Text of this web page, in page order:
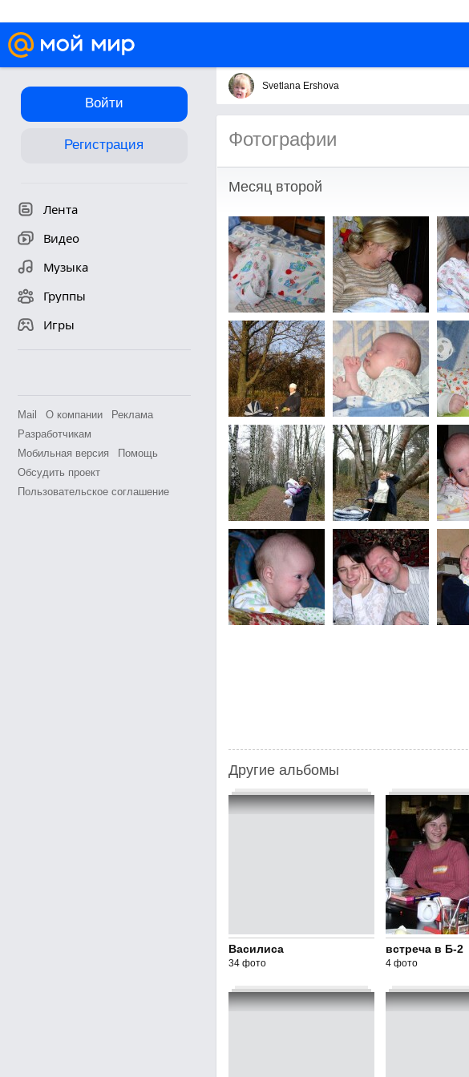
Войти
Регистрация
Лента
Видео
Музыка
Группы
Игры
Mail О компании
Реклама
Разработчикам
Мобильная версия
Помощь
Обсудить проект
Пользовательское соглашение
Svetlana Ershova
Фотографии
Месяц второй
Другие альбомы
Василиса
34 фото
встреча в Б-2
4 фото